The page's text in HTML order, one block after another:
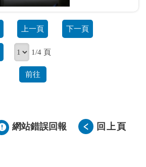
上一頁 下一頁
1/4 頁
前往
網站錯誤回報 回上頁